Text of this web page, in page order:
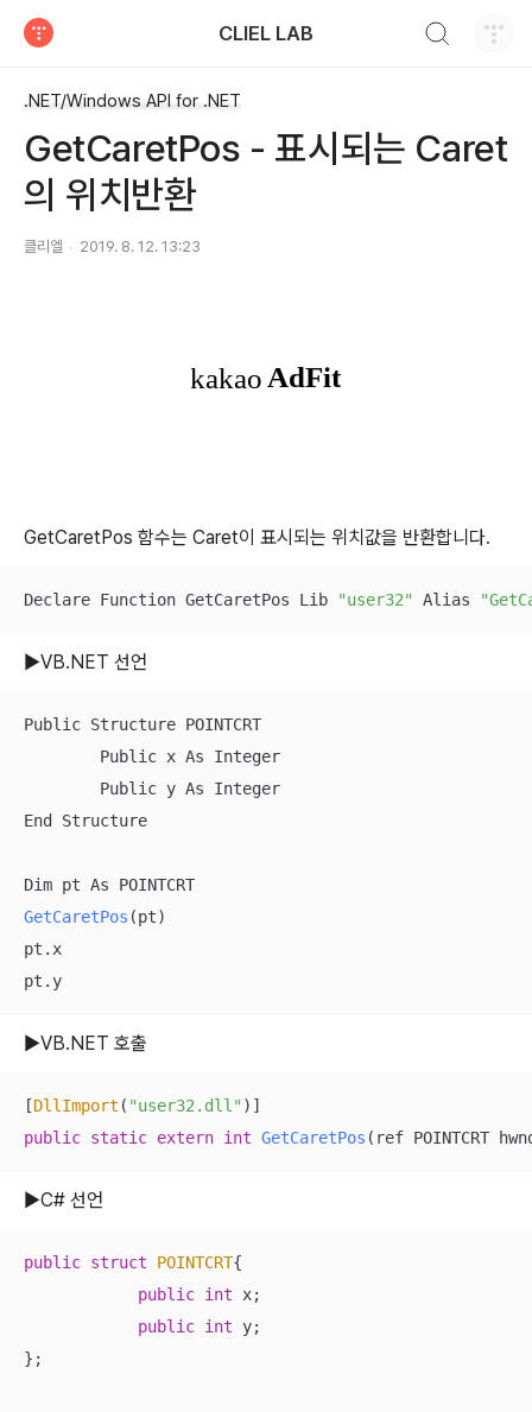
CLIEL LAB
.NET/Windows API for .NET
GetCaretPos - 표시되는 Caret
의 위치반환
클리엘 2019. 8. 12. 13:23
GetCaretPos 함수는 Caret이 표시되는 위치값을 반환합니다.
Declare Function GetCaretPos Lib "user32" Alias
▶VB.NET 선언
Public Structure POINTCRT
        Public x As Integer
        Public y As Integer
End Structure
GetCaretPos (pt)
pt.x
pt.y
▶VB.NET 호출
[DllImport ( "user32.dll"
public static extern int GetCaretPos (ref POINTCRT
▶C# 선언
public struct POINTCRT{
public int x;
public int y;
};